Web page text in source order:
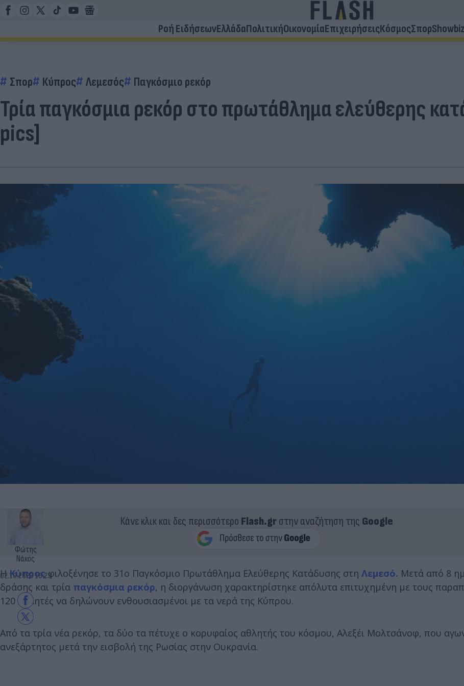
Ροή ΕιδήσεωνΕλλάδαΠολιτικήΟικονομίαΕπιχειρήσειςΚόσμοςΣπορShowbiz
Σπορ Κύπρος Λεμεσός Παγκόσμιο ρεκόρ
Τρία παγκόσμια ρεκόρ στο πρωτάθλημα ελεύθερης
pics]
Φώτης
Νάκος
02.10.2023 16:23
Κάνε κλικ και δες περισσότερο Flash.grστην αναζήτηση της Google
Η Κύπροςφιλοξένησε το 31ο Παγκόσμιο Πρωτάθλημα Ελεύθερης Κατάδυσης στη Λεμεσό. Μετά από 8
δράσης και τρία παγκόσμια ρεκόρ, η διοργάνωση χαρακτηρίστηκε απόλυτα επιτυχημένη με τους
120 αθλητές να δηλώνουν ενθουσιασμένοι με τα νερά της Κύπρου.
Από τα τρία νέα ρεκόρ, τα δύο τα πέτυχε ο κορυφαίος αθλητής του κόσμου, Αλεξέι Μολτσάνοφ, που
ανεξάρτητος μετά την εισβολή της Ρωσίας στην Ουκρανία.